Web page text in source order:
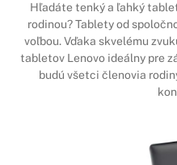
Hľadáte tenký a ľahký
rodinou? Tablety od
voľbou. Vďaka skvelému
tabletov Lenovo ideálny pre
budú všetci členovia